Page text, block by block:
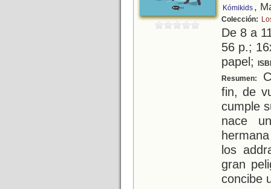
Kómikids ,
Colección:
De 8 a
56 p.;
papel;
Resumen:
fin, de
cumple
nace
los
gran
concibe